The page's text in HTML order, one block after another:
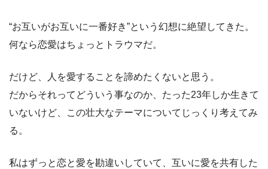
“お互いがお互いに一番好き”という幻想に絶望してきた。
何なら恋愛はちょっとトラウマだ。
だけど、人を愛することを諦めたくないと思う。
だからそれってどういう事なのか、たった23年しか生きて
いないけど、この壮大なテーマについてじっくり考えてみ
る。
私はずっと恋と愛を勘違いしていて、互いに愛を共有した